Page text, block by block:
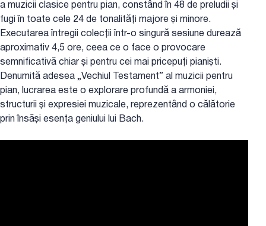
a muzicii clasice pentru pian, constând în 48 de preludii și
fugi în toate cele 24 de tonalități majore și minore.
Executarea întregii colecții într-o singură sesiune durează
aproximativ 4,5 ore, ceea ce o face o provocare
semnificativă chiar și pentru cei mai pricepuți pianiști.
Denumită adesea „Vechiul Testament” al muzicii pentru
pian, lucrarea este o explorare profundă a armoniei,
structurii și expresiei muzicale, reprezentând o călătorie
prin însăși esența geniului lui Bach.